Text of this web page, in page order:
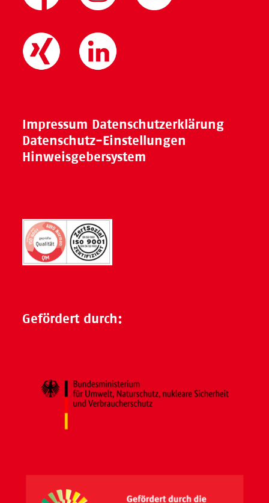
Impressum Datenschutzerklärung
Datenschutz-Einstellungen
Hinweisgebersystem
Gefördert durch: